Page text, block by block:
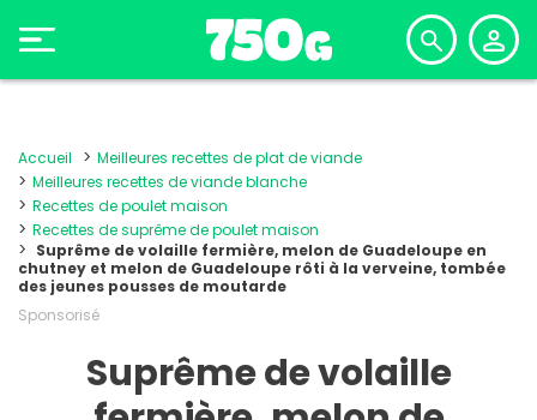
Accueil
Meilleures recettes de plat de viande
Meilleures recettes de viande blanche
Recettes de poulet maison
Recettes de suprême de poulet maison
Suprême de volaille fermière, melon de Guadeloupe en
chutney et melon de Guadeloupe rôti à la verveine, tombée
des jeunes pousses de moutarde
Sponsorisé
Suprême de volaille